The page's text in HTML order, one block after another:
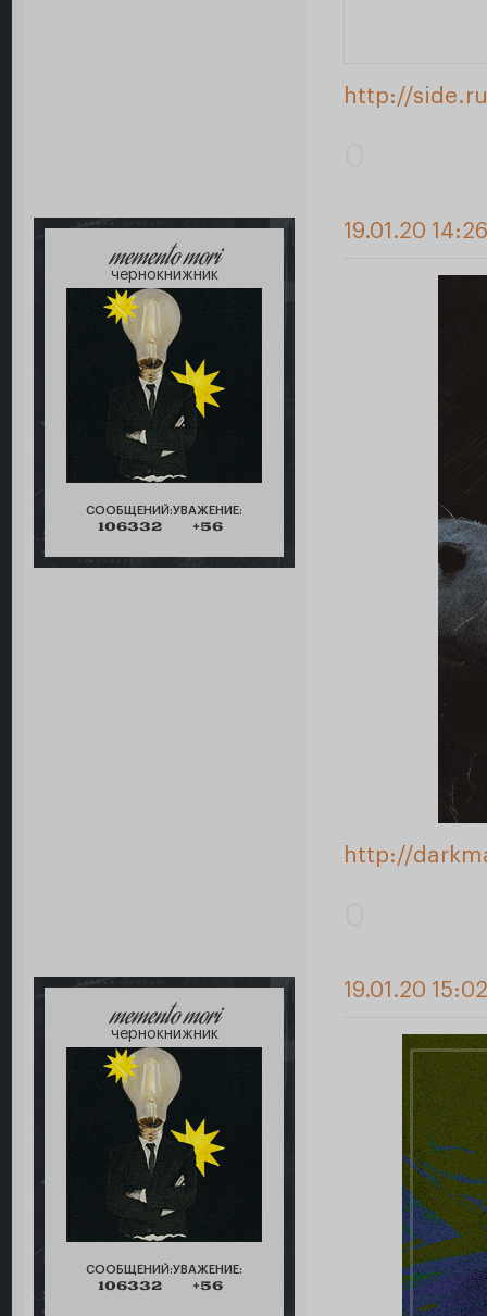
http://
memento mori
чернокнижник
СООБЩЕНИЙ:
106332
УВАЖЕНИЕ:
+56
19.01.20
http://
memento mori
чернокнижник
СООБЩЕНИЙ:
106332
УВАЖЕНИЕ:
+56
19.01.20